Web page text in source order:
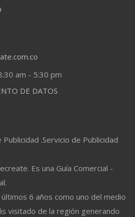
am - 5:30 pm
DE DATOS
.Servicio de Publicidad
Es una Guía Comercial -
6 años como uno del medio
visitado de la región generando